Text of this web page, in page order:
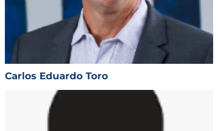
Carlos Eduardo Toro